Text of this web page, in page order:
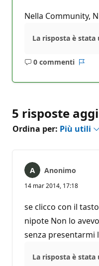
Nella Community,
La risposta è stata
0 commenti
Nessun
5 risposte
Ordina per: Più utili
Anonimo
14 mar 2014, 17:18
se clicco con il
nipote Non lo
senza presentarmi
La risposta è stata